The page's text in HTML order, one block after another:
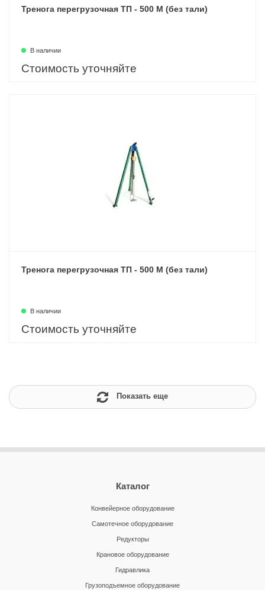
Тренога перегрузочная ТП - 500 М (без тали)
В наличии
Стоимость уточняйте
Тренога перегрузочная ТП - 500 М (без тали)
В наличии
Стоимость уточняйте
Показать еще
Каталог
Конвейерное оборудование
Самотечное оборудование
Редукторы
Крановое оборудование
Гидравлика
Грузоподъемное оборудование